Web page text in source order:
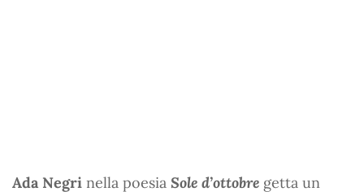
Ada Negri nella poesia Sole d’ottobre getta un